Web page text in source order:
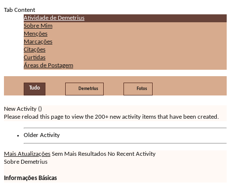
Tab Content
Atividade de Demetrius
Sobre Mim
Menções
Marcações
Citações
Curtidas
Áreas de Postagem
Tudo Demetrius Fotos
New Activity ()
Please reload this page to view the 200+ new activity items that have been created.
Older Activity
Mais Atualizações Sem Mais Resultados No Recent Activity
Sobre Demetrius
Informações Básicas